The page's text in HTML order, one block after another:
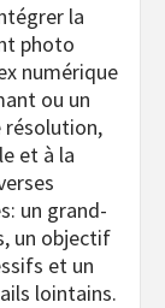
la
photo
numérique
ou un
résolution,
et à la
un grand-
un objectif
et un
lointains.